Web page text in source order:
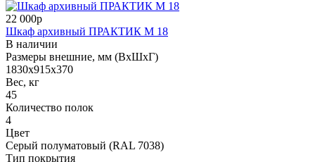
22 000р
Шкаф архивный ПРАКТИК М 18
В наличии
Размеры внешние, мм (ВхШхГ)
1830x915x370
Вес, кг
45
Количество полок
4
Цвет
Серый полуматовый (RAL 7038)
Тип покрытия